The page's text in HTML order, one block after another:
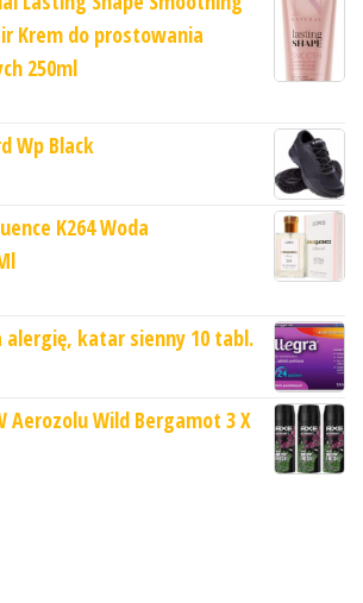
Krem do prostowania
250ml
Wp Black
K264 Woda
alergię, katar sienny 10 tabl.
Aerozolu Wild Bergamot 3 X